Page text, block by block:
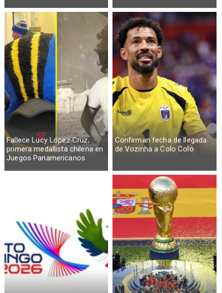
Fallece Lucy López Cruz,
primera medallista chilena en
Juegos Panamericanos
Confirman fecha de llegada
de Vozinha a Colo Colo